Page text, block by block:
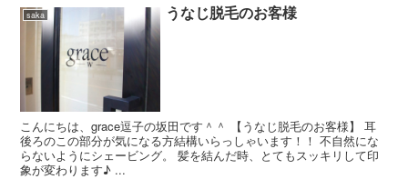
saka うなじ脱毛のお客様
こんにちは、grace逗子の坂田です＾＾ 【うなじ脱毛のお客様】 耳
後ろのこの部分が気になる方結構いらっしゃいます！！ 不自然にな
らないようにシェービング。 髪を結んだ時、とてもスッキリして印
象が変わります♪ ...